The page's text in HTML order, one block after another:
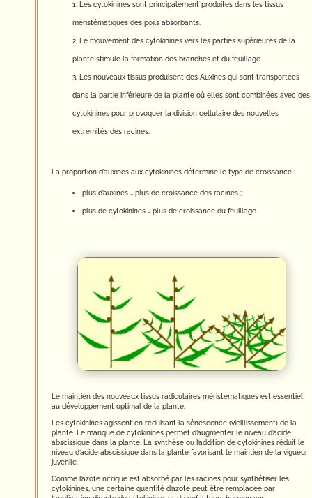
Les cytokinines sont principalement produites dans les tissus
méristématiques des poils absorbants.
Le mouvement des cytokinines vers les parties supérieures de la
plante stimule la formation des branches et du feuillage.
Les nouveaux tissus produisent des Auxines qui sont transportées
dans la partie inférieure de la plante où elles sont combinées avec des
cytokinines pour provoquer la division cellulaire des nouvelles
extrémités des racines.
La proportion d’auxines aux cytokinines détermine le type de croissance :
plus d’auxines = plus de croissance des racines ;
plus de cytokinines = plus de croissance du feuillage.
Le maintien des nouveaux tissus radiculaires méristématiques est essentiel
au développement optimal de la plante.
Les cytokinines agissent en réduisant la sénescence (vieillissement) de la
plante. Le manque de cytokinines permet d’augmenter le niveau d’acide
abscissique dans la plante. La synthèse ou l’addition de cytokinines réduit le
niveau d’acide abscissique dans la plante favorisant le maintien de la vigueur
juvénile.
Comme l’azote nitrique est absorbé par les racines pour synthétiser les
cytokinines, une certaine quantité d’azote peut être remplacée par